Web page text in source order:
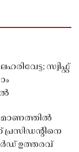
സ്വിഫ്റ്റ്
ഉത്തരവ്